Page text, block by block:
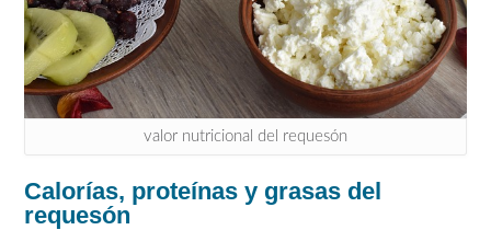
valor nutricional del requesón
Calorías, proteínas y grasas del
requesón